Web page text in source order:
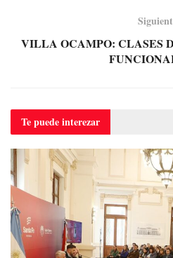
VILLA OCAMPO: CLASES
Te puedeinterezar